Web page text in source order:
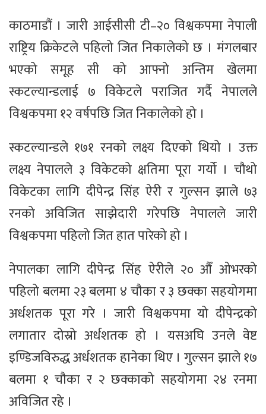
काठमाडौं । जारी आईसीसी टी–२० विश्वकपमा नेपाली
राष्ट्रिय क्रिकेटले पहिलो जित निकालेको छ । मंगलबार
भएको समूह सी को आफ्नो अन्तिम खेलमा
स्कटल्यान्डलाई ७ विकेटले पराजित गर्दै नेपालले
विश्वकपमा १२ वर्षपछि जित निकालेको हो ।
स्कटल्यान्डले १७१ रनको लक्ष्य दिएको थियो । उक्त
लक्ष्य नेपालले ३ विकेटको क्षतिमा पूरा गर्यो । चौथो
विकेटका लागि दीपेन्द्र सिंह ऐरी र गुल्सन झाले ७३
रनको अविजित साझेदारी गरेपछि नेपालले जारी
विश्वकपमा पहिलो जित हात पारेको हो ।
नेपालका लागि दीपेन्द्र सिंह ऐरीले २० औँ ओभरको
पहिलो बलमा २३ बलमा ४ चौका र ३ छक्का सहयोगमा
अर्धशतक पूरा गरे । जारी विश्वकपमा यो दीपेन्द्रको
लगातार दोस्रो अर्धशतक हो । यसअघि उनले वेष्ट
इण्डिजविरुद्ध अर्धशतक हानेका थिए । गुल्सन झाले १७
बलमा १ चौका र २ छक्काको सहयोगमा २४ रनमा
अविजित रहे ।